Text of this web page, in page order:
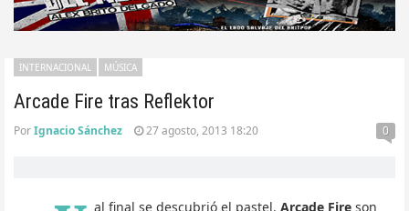
Arcade Fire tras Reflektor
INTERNACIONAL MÚSICA
PorIgnacio Sánchez 27 agosto, 2013 18:20 0
al final se descubrió el pastel. Arcade Fire son